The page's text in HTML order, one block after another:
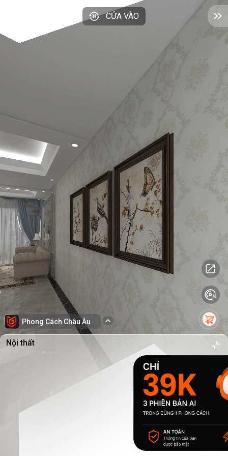
CỬA VÀO
Phong Cách Châu Âu
Nội thất